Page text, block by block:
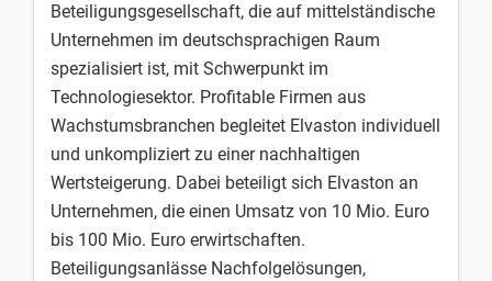
Beteiligungsgesellschaft, die auf mittelständische
Unternehmen im deutschsprachigen Raum
spezialisiert ist, mit Schwerpunkt im
Technologiesektor. Profitable Firmen aus
Wachstumsbranchen begleitet Elvaston individuell
und unkompliziert zu einer nachhaltigen
Wertsteigerung. Dabei beteiligt sich Elvaston an
Unternehmen, die einen Umsatz von 10 Mio. Euro
bis 100 Mio. Euro erwirtschaften.
Beteiligungsanlässe Nachfolgelösungen,